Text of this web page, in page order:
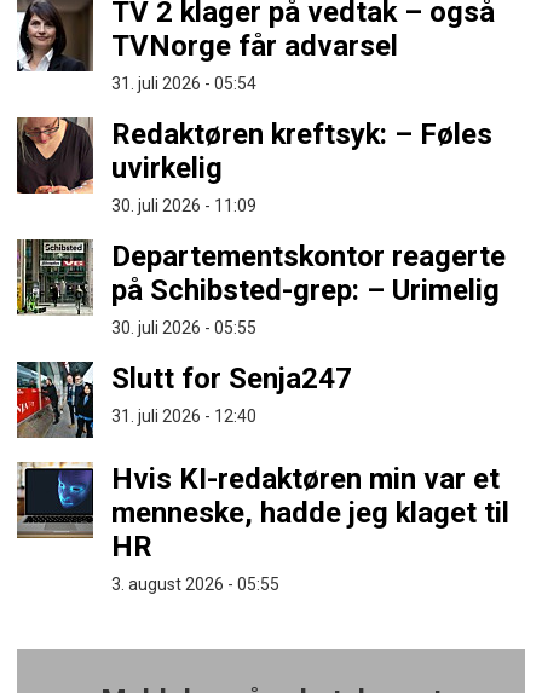
TV 2 klager på vedtak – også
TVNorge får advarsel
31. juli 2026 - 05:54
Redaktøren kreftsyk: – Føles
uvirkelig
30. juli 2026 - 11:09
Departementskontor reagerte
på Schibsted-grep: – Urimelig
30. juli 2026 - 05:55
Slutt for Senja247
31. juli 2026 - 12:40
Hvis KI-redaktøren min var et
menneske, hadde jeg klaget til
HR
3. august 2026 - 05:55